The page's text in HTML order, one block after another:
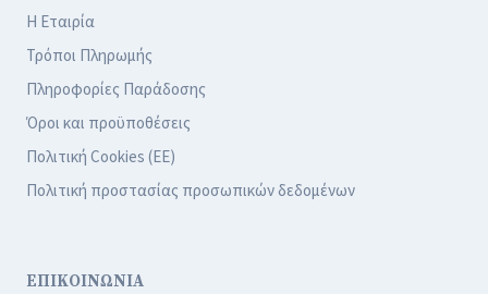
Η Εταιρία
Τρόποι Πληρωμής
Πληροφορίες Παράδοσης
Όροι και προϋποθέσεις
Πολιτική Cookies (ΕΕ)
Πολιτική προστασίας προσωπικών δεδομένων
ΕΠΙΚΟΙΝΩΝΙΑ